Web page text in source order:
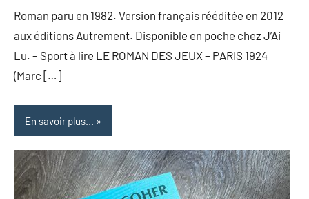
Roman paru en 1982. Version français rééditée en 2012
aux éditions Autrement. Disponible en poche chez J’Ai
Lu. – Sport à lire LE ROMAN DES JEUX – PARIS 1924
(Marc […]
En savoir plus...